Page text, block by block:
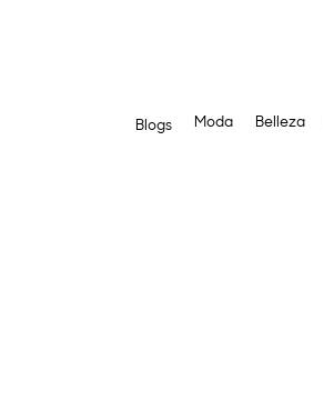
Blogs Moda Belleza